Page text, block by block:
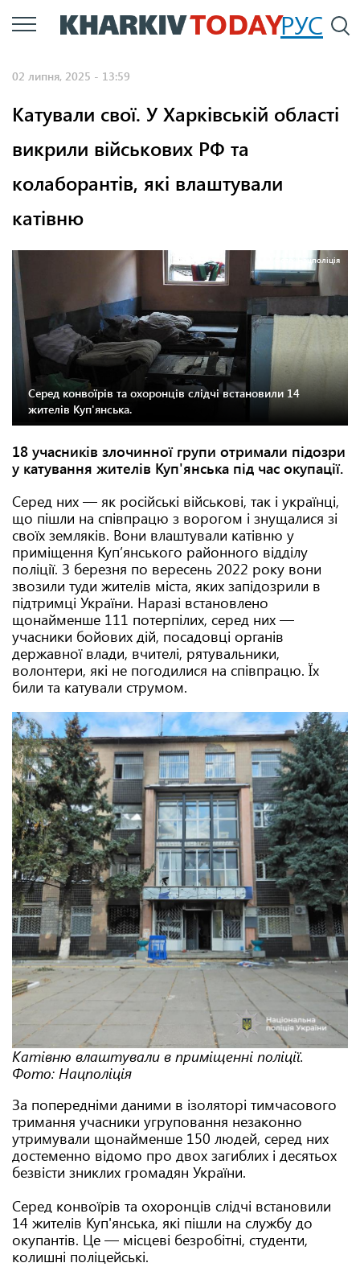
Перейти
до
РУС
02 липня, 2025 - 13:59
Катували свої. У Харківській області
викрили військових РФ та
колаборантів, які влаштували
катівню
Фото: Нацполіція
Серед конвоїрів та охоронців слідчі встановили 14
жителів Куп'янська.
18 учасників злочинної групи отримали підозри
у катування жителів Куп'янська під час окупації.
Серед них — як російські військові, так і українці,
що пішли на співпрацю з ворогом і знущалися зі
своїх земляків. Вони влаштували катівню у
приміщення Куп’янського районного відділу
поліції. З березня по вересень 2022 року вони
звозили туди жителів міста, яких запідозрили в
підтримці України. Наразі встановлено
щонайменше 111 потерпілих, серед них —
учасники бойових дій, посадовці органів
державної влади, вчителі, рятувальники,
волонтери, які не погодилися на співпрацю. Їх
били та катували струмом.
Катівню влаштували в приміщенні поліції.
Фото: Нацполіція
За попередніми даними в ізоляторі тимчасового
тримання учасники угруповання незаконно
утримували щонайменше 150 людей, серед них
достеменно відомо про двох загиблих і десятьох
безвісти зниклих громадян України.
Серед конвоїрів та охоронців слідчі встановили
14 жителів Куп'янська, які пішли на службу до
окупантів. Це — місцеві безробітні, студенти,
колишні поліцейські.